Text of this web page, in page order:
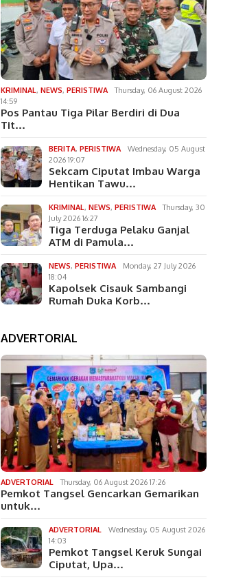
KRIMINAL,NEWS,PERISTIWA
Thursday, 06 August 2026
14:59
Pos Pantau Tiga Pilar Berdiri di Dua
Tit…
BERITA,PERISTIWA
Wednesday, 05 August
2026 19:07
Sekcam Ciputat Imbau Warga
Hentikan Tawu…
KRIMINAL,NEWS,PERISTIWA
Thursday, 30
July 2026 16:27
Tiga Terduga Pelaku Ganjal
ATM di Pamula…
NEWS,PERISTIWA
Monday, 27 July 2026
18:04
Kapolsek Cisauk Sambangi
Rumah Duka Korb…
ADVERTORIAL
ADVERTORIAL Thursday, 06 August 2026 17:26
Pemkot Tangsel Gencarkan Gemarikan
untuk…
ADVERTORIAL
Wednesday, 05 August 2026
14:03
Pemkot Tangsel Keruk Sungai
Ciputat, Upa…